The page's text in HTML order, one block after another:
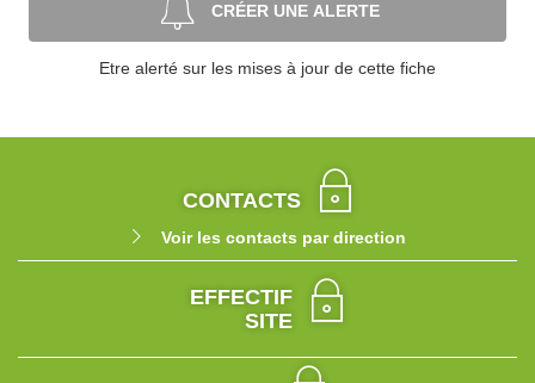
CRÉER UNE ALERTE
Etre alerté sur les mises à jour de cette fiche
CONTACTS
Voir les contacts par direction
EFFECTIF
SITE